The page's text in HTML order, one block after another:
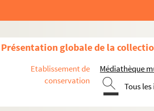
Présentation globale de la
Etablissement de
conservation
Médiathèque
Tous
727. « Monnoies et assignats », par J.-D.
729. Annales d'Arles. Histoire,
730. « Papiers trouvés chez M. Antoine
731. « Gens et maisons d'Arles », par A.